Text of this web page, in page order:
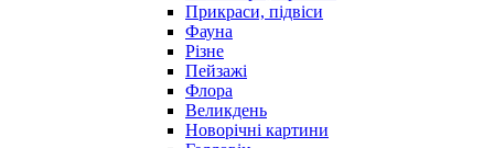
Прикраси, підвіси
Фауна
Різне
Пейзажі
Флора
Великдень
Новорічні картини